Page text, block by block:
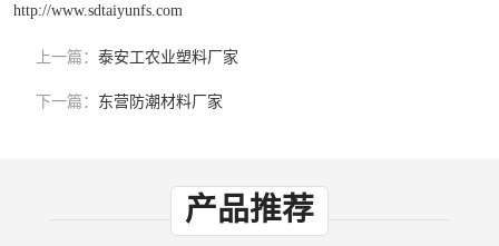
http://www.sdtaiyunfs.com
上一篇： 泰安工农业塑料厂家
下一篇： 东营防潮材料厂家
产品推荐